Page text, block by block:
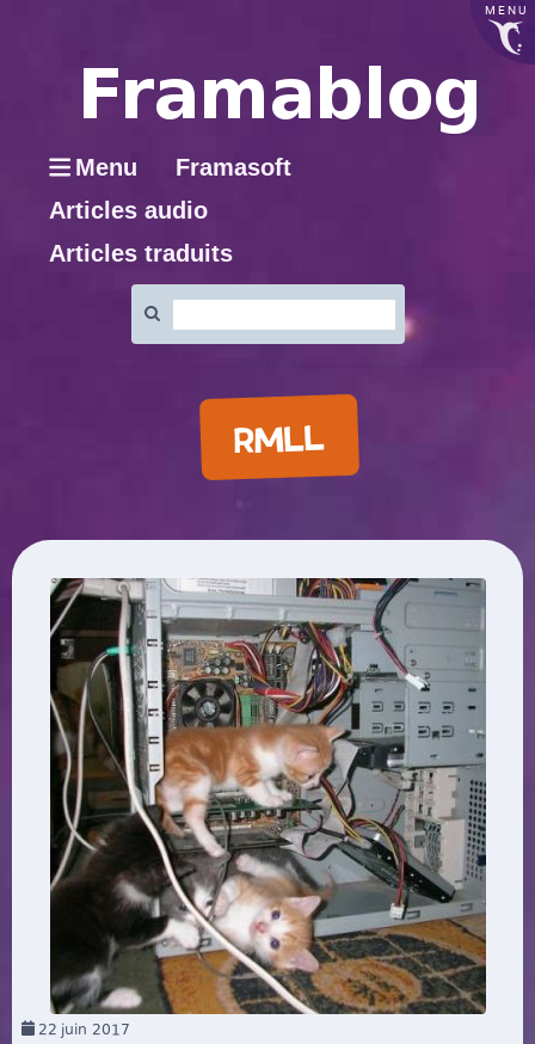
MENU
Menu
Framasoft
Articles audio
Articles traduits
:
RMLL
22 juin 2017